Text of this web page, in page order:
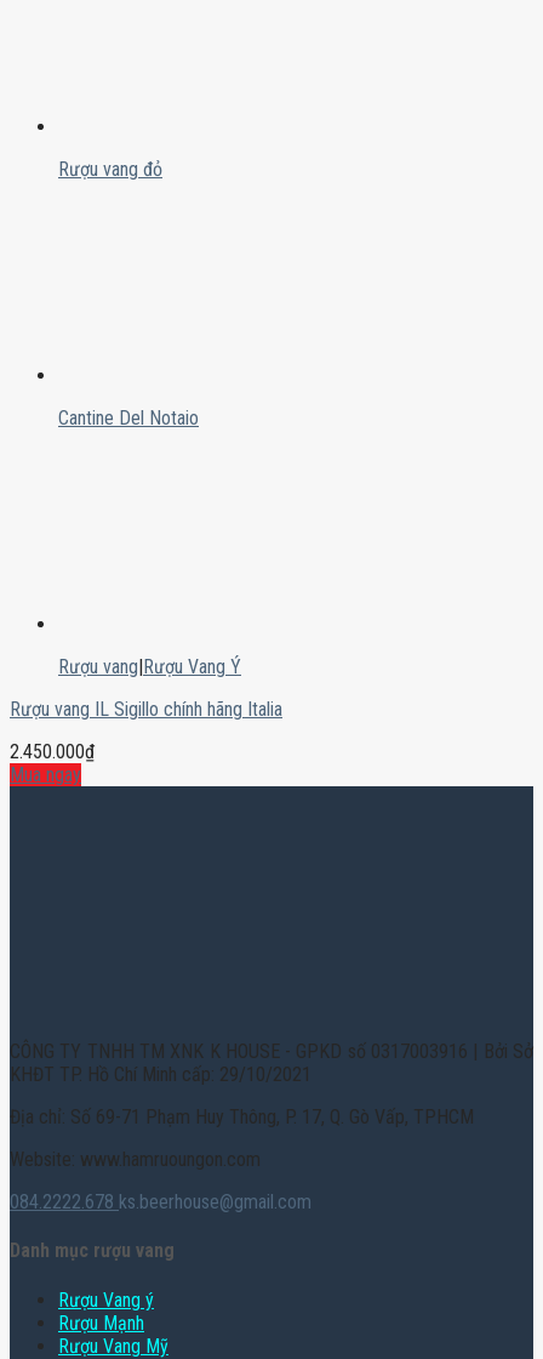
Rượu vang đỏ
Cantine Del Notaio
Rượu vang|Rượu Vang Ý
Rượu vang IL Sigillo chính hãng Italia
2.450.000₫
Mua ngay
CÔNG TY TNHH TM XNK K HOUSE - GPKD số 0317003916 | Bởi Sở
KHĐT TP. Hồ Chí Minh cấp: 29/10/2021
Địa chỉ: Số 69-71 Phạm Huy Thông, P. 17, Q. Gò Vấp, TPHCM
Website: www.hamruoungon.com
084.2222.678 ks.beerhouse@gmail.com
Danh mục rượu vang
Rượu Vang ý
Rượu Mạnh
Rượu Vang Mỹ